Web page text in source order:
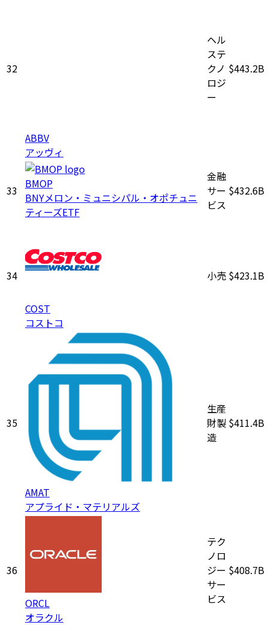
32
ABBV
アッヴィ
ヘル
ステ
クノ
ロジ
ー
$443.2B
33
BMOP
BNYメロン・ミュニシパル・オポチュニ
ティーズETF
金融
サー
ビス
$432.6B
34
COST
コストコ
小売 $423.1B
35
AMAT
アプライド・マテリアルズ
生産
財製
造
$411.4B
36
ORCL
オラクル
テク
ノロ
ジー
サー
ビス
$408.7B